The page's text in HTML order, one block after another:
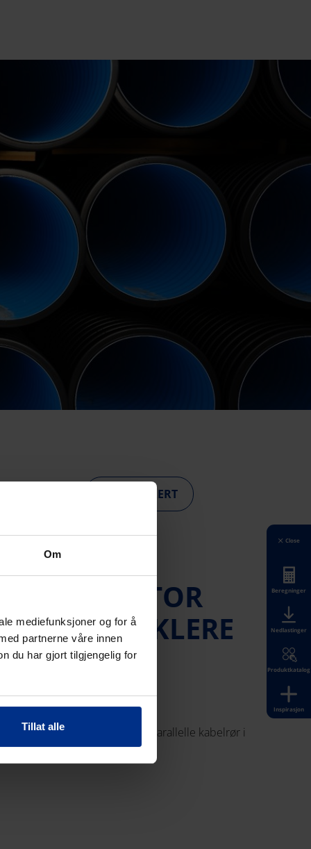
Om
mediefunksjoner og for å
partnerne våre innen
du har gjort tilgjengelig for
Tillat alle
BLI INSPIRERT
ENKLERE
gjør det enklere å planlegge parallelle kabelrør i
Close
Beregninger
Nedlastinger
Produktkatalog
Inspirasjon